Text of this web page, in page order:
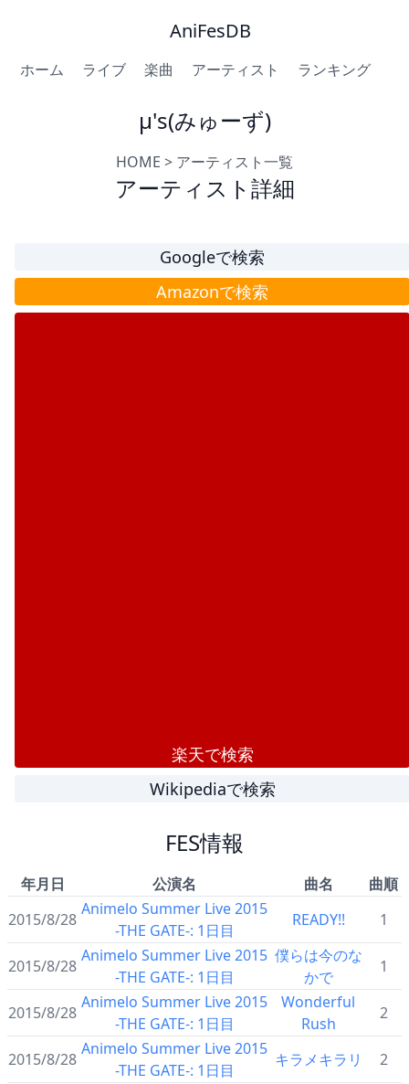
AniFesDB
ホーム ライブ 楽曲 アーティスト ランキング
μ's(みゅーず)
HOME > アーティスト一覧
アーティスト詳細
Googleで検索
Amazonで検索
楽天で検索
Wikipediaで検索
FES情報
年月日 公演名 曲名
曲順
2015/8/28
Animelo Summer Live 2015
-THE GATE-: 1日目
READY!! 1
2015/8/28
Animelo Summer Live 2015
-THE GATE-: 1日目
僕らは今のな
かで
1
2015/8/28
Animelo Summer Live 2015
-THE GATE-: 1日目
Wonderful
Rush
2
2015/8/28
Animelo Summer Live 2015
-THE GATE-: 1日目
キラメキラリ 2